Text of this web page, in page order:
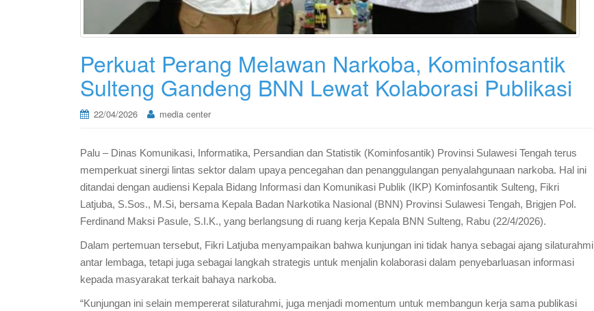
Perkuat Perang Melawan Narkoba, Kominfosantik
Sulteng Gandeng BNN Lewat Kolaborasi Publikasi
22/04/2026 media center
Palu – Dinas Komunikasi, Informatika, Persandian dan Statistik (Kominfosantik) Provinsi Sulawesi Tengah terus
memperkuat sinergi lintas sektor dalam upaya pencegahan dan penanggulangan penyalahgunaan narkoba. Hal ini
ditandai dengan audiensi Kepala Bidang Informasi dan Komunikasi Publik (IKP) Kominfosantik Sulteng, Fikri
Latjuba, S.Sos., M.Si, bersama Kepala Badan Narkotika Nasional (BNN) Provinsi Sulawesi Tengah, Brigjen Pol.
Ferdinand Maksi Pasule, S.I.K., yang berlangsung di ruang kerja Kepala BNN Sulteng, Rabu (22/4/2026).
Dalam pertemuan tersebut, Fikri Latjuba menyampaikan bahwa kunjungan ini tidak hanya sebagai ajang silaturahmi
antar lembaga, tetapi juga sebagai langkah strategis untuk menjalin kolaborasi dalam penyebarluasan informasi
kepada masyarakat terkait bahaya narkoba.
“Kunjungan ini selain mempererat silaturahmi, juga menjadi momentum untuk membangun kerja sama publikasi